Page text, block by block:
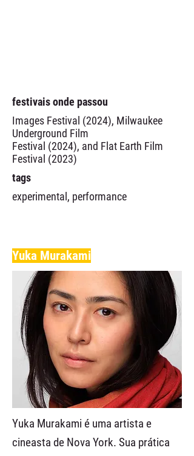
festivais onde passou
Images Festival (2024), Milwaukee
Underground Film
Festival (2024), and Flat Earth Film
Festival (2023)
tags
experimental, performance
Yuka Murakami
Yuka Murakami é uma artista e
cineasta de Nova York. Sua prática